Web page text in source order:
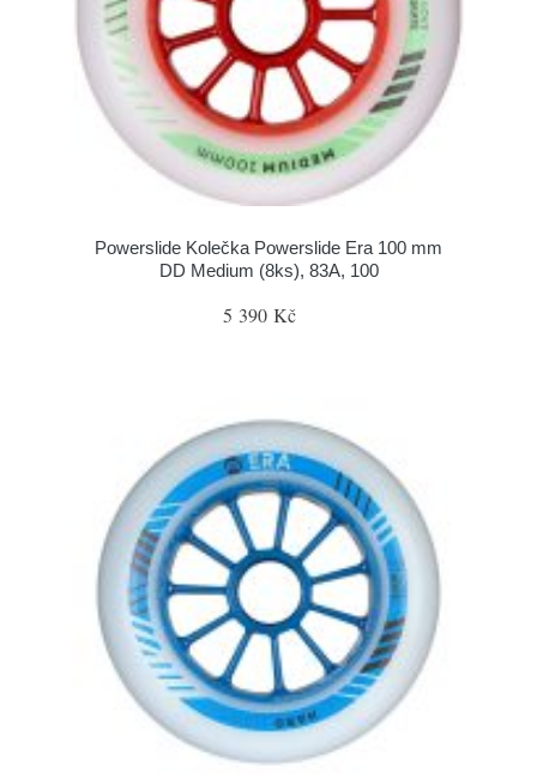
Powerslide Kolečka Powerslide Era 100 mm
DD Medium (8ks), 83A, 100
5 390 Kč